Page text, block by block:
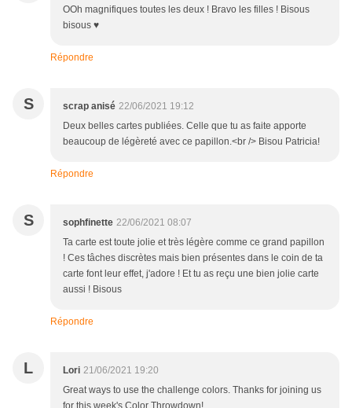
OOh magnifiques toutes les deux ! Bravo les filles ! Bisous
bisous ♥
Répondre
S scrap anisé 22/06/2021 19:12
Deux belles cartes publiées. Celle que tu as faite apporte
beaucoup de légèreté avec ce papillon.<br /> Bisou Patricia!
Répondre
S sophfinette 22/06/2021 08:07
Ta carte est toute jolie et très légère comme ce grand papillon
! Ces tâches discrètes mais bien présentes dans le coin de ta
carte font leur effet, j'adore ! Et tu as reçu une bien jolie carte
aussi ! Bisous
Répondre
L Lori 21/06/2021 19:20
Great ways to use the challenge colors. Thanks for joining us
for this week's Color Throwdown!